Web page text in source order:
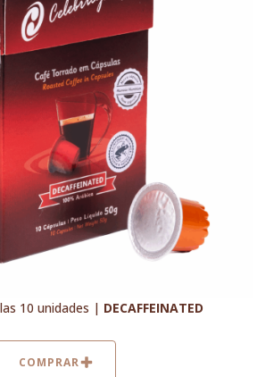
10 unidades | DECAFFEINATED
COMPRAR